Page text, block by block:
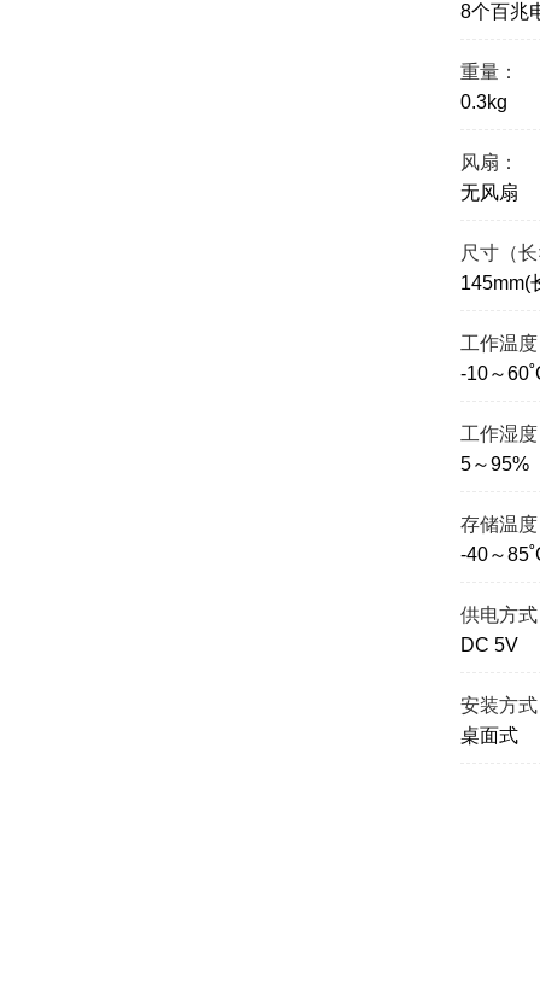
8个百兆
重量：
0.3kg
风扇：
无风扇
尺寸（
145mm(
工作温
-10～
工作湿
5～95%
存储温
-40～
供电方
DC 5V
安装方
桌面式